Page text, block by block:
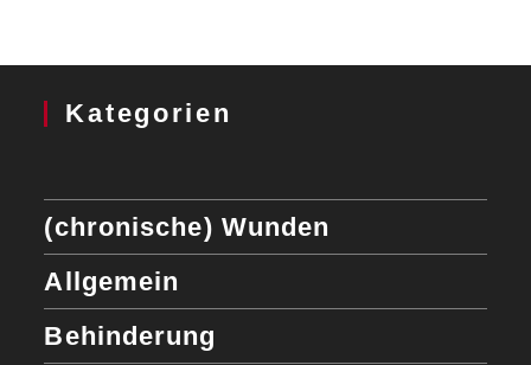
Kategorien
(chronische) Wunden
Allgemein
Behinderung